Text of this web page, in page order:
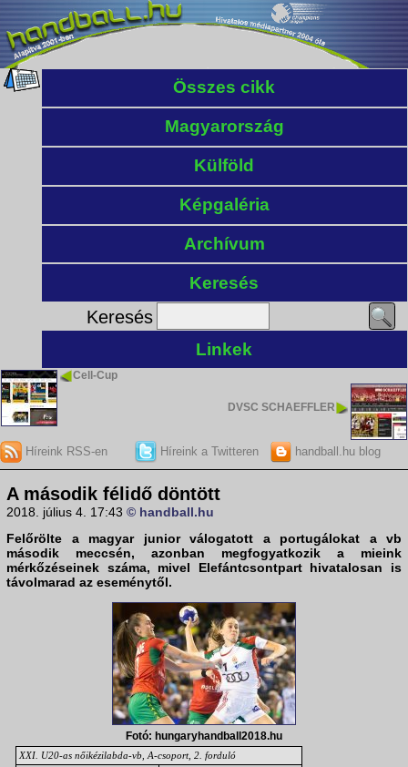
Összes cikk
Magyarország
Külföld
Képgaléria
Archívum
Keresés
Keresés
Linkek
Cell-Cup
DVSC SCHAEFFLER
Híreink RSS-en Híreink a Twitteren handball.hu blog
A második félidő döntött
2018. július 4. 17:43 © handball.hu
Felőrölte a magyar junior válogatott a portugálokat a vb
második meccsén, azonban megfogyatkozik a mieink
mérkőzéseinek száma, mivel Elefántcsontpart hivatalosan is
távolmarad az eseménytől.
Fotó: hungaryhandball2018.hu
XXI. U20-as nőikézilabda-vb, A-csoport, 2. forduló